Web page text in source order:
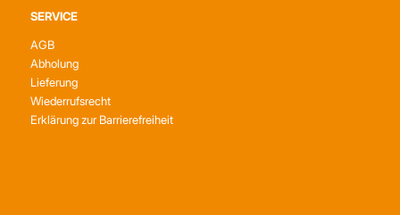
SERVICE
AGB
Abholung
Lieferung
Wiederrufsrecht
Erklärung zur Barrierefreiheit